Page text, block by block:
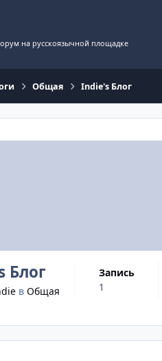
на русскоязычной площадке
Общая Indie's Блог
Блог
в Общая
запись
1